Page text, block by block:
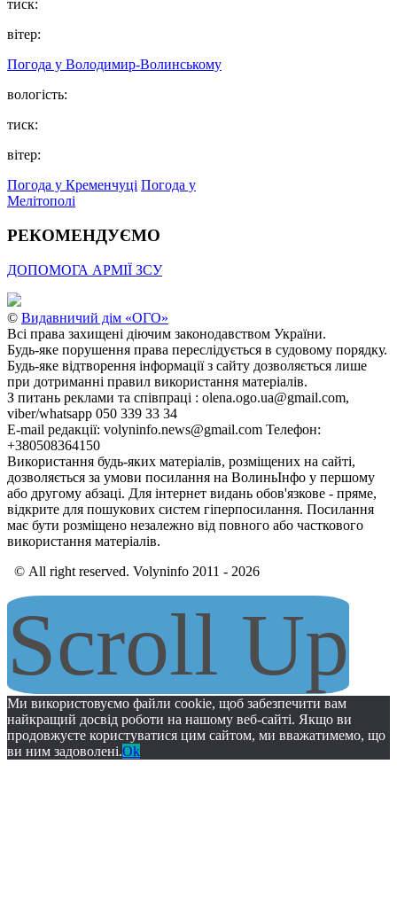
тиск:
вітер:
Погода у Володимир-Волинському
вологість:
тиск:
вітер:
Погода у Кременчуці Погода у
Мелітополі
РЕКОМЕНДУЄМО
ДОПОМОГА АРМІЇ ЗСУ
© Видавничий дім «ОГО»
Всі права захищені діючим законодавством України.
Будь-яке порушення права переслідується в судовому порядку.
Будь-яке відтворення інформації з сайту дозволяється лише
при дотриманні правил використання матеріалів.
З питань реклами та співпраці : olena.ogo.ua@gmail.com,
viber/whatsapp 050 339 33 34
E-mail редакції: volyninfo.news@gmail.com Телефон:
+380508364150
Використання будь-яких матеріалів, розміщених на сайті,
дозволяється за умови посилання на ВолиньІнфо у першому
або другому абзаці. Для інтернет видань обов'язкове - пряме,
відкрите для пошукових систем гіперпосилання. Посилання
має бути розміщено незалежно від повного або часткового
використання матеріалів.
© All right reserved. Volyninfo 2011 - 2026
Scroll Up
Ми використовуємо файли cookie, щоб забезпечити вам
найкращий досвід роботи на нашому веб-сайті. Якщо ви
продовжуєте користуватися цим сайтом, ми вважатимемо, що
ви ним задоволені.Ok